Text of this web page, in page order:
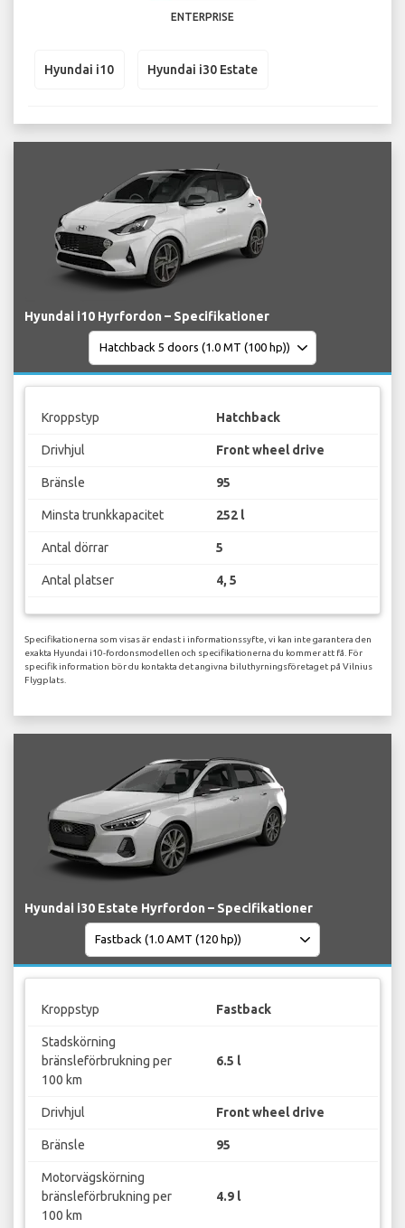
ENTERPRISE
Hyundai i10 Hyundai i30 Estate
Hyundai i10 Hyrfordon – Specifikationer
Kroppstyp Hatchback
Drivhjul Front wheel drive
Bränsle 95
Minsta trunkkapacitet 252 l
Antal dörrar 5
Antal platser 4, 5
Specifikationerna som visas är endast i informationssyfte, vi kan inte garantera den
exakta Hyundai i10-fordonsmodellen och specifikationerna du kommer att få. För
specifik information bör du kontakta det angivna biluthyrningsföretaget på Vilnius
Flygplats.
Hyundai i30 Estate Hyrfordon – Specifikationer
Kroppstyp Fastback
Stadskörning
bränsleförbrukning per
100 km
6.5 l
Drivhjul Front wheel drive
Bränsle 95
Motorvägskörning
bränsleförbrukning per
100 km
4.9 l